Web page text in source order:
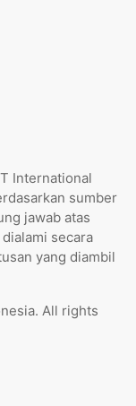
International
sumber
jawab atas
secara
yang diambil
All rights